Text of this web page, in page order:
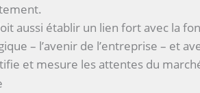
aussi établir un lien fort avec la
– l’avenir de l’entreprise – et
et mesure les attentes du